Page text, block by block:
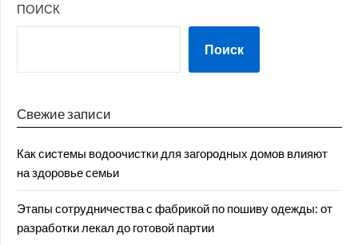
ПОИСК
Поиск
Свежие записи
Как системы водоочистки для загородных домов влияют
на здоровье семьи
Этапы сотрудничества с фабрикой по пошиву одежды: от
разработки лекал до готовой партии